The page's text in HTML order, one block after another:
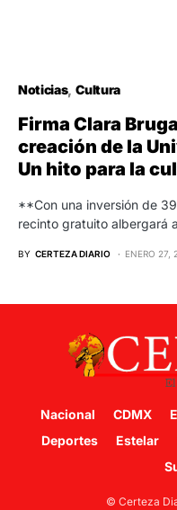
Noticias Cultura
Firma Clara
creación de la
Un hito para la
**Con una inversión de
recinto gratuito albergará
BY CERTEZA DIARIO ENERO 27,
Nacional CDMX
Deportes
Estelar
© Certeza